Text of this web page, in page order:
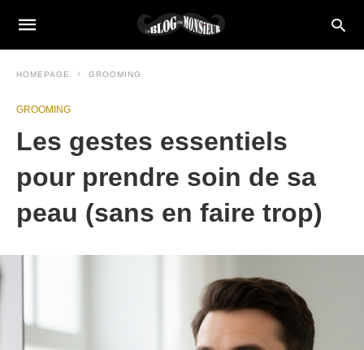
HOMEPAGE GROOMING
GROOMING
Les gestes essentiels
pour prendre soin de sa
peau (sans en faire trop)